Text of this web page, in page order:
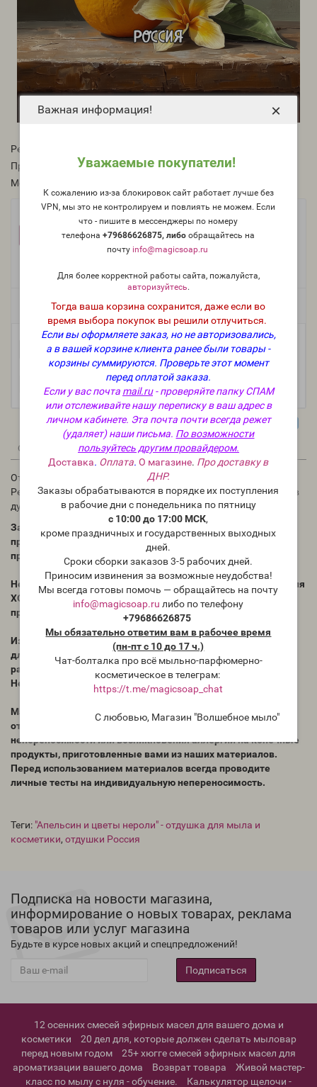
Важная информация!
Уважаемые покупатели!
К сожалению из-за блокировок сайт работает лучше без
VPN, мы это не контролируем и повлиять не можем. Если
что - пишите в мессенджеры по номеру
телефона+79686626875, либообращайтесь на
почту info@magicsoap.ru
Для более корректной работы сайта, пожалуйста,
авторизуйтесь.
Тогда ваша корзина сохранится, даже если во
время выбора покупок вы решили отлучиться.
Если вы оформляете заказ, но не авторизовались,
а в вашей корзине клиента ранее были товары -
корзины суммируются. Проверьте этот момент
перед оплатой заказа.
Если у вас почта mail.ru- проверяйте папку СПАМ
или отслеживайте нашу переписку в ваш адрес в
личном кабинете. Эта почта почти всегда режет
(удаляет) наши письма. По возможности
пользуйтесь другим провайдером.
Доставка. Оплата.О магазине. Про доставку в
ДНР.
Заказы обрабатываются в порядке их поступления
в рабочие дни с понедельника по пятницу
с 10:00 до 17:00 МСК,
кроме праздничных и государственных выходных
дней.
Сроки сборки заказов 3-5 рабочих дней.
Приносим извинения за возможные неудобства!
Мы всегда готовы помочь — обращайтесь на почту
info@magicsoap.ru либо по телефону
+79686626875
Мы обязательно ответим вам в рабочее время
(пн-пт с 10 до 17 ч.)
Чат-болталка про всё мыльно-парфюмерно-
косметическое в телеграм:
https://t.me/magicsoap_chat
С любовью, Магазин "Волшебное мыло"
×
Рейтинг:
Производитель:
Россия
Модель:
Фасовка:
594 руб. 50 г 321 руб. 25 г 175 руб.
Есть в наличии
+ В корзину
Описание Отзывы0 Вопрос - Ответ0
Отдушка для мыла и косметических средств.
Рекомендации по использованию: в мыле и косметике 1-3%; в
духах до 30%
Запах аромата в бутылке может отличаться от запаха в
приготовленном Вами продукте. Для проверки необходимо
проводить тесты.
Нет никаких сведений, как ведёт себя отдушка в мыле с нуля
ХОЛОДНЫМ способом. Всегда тестируйте отдушки перед
применением.
Избегать попадания концентрированноq отдушки на кожу,
для теста на реакцию кожи необходимо использовать
раствор ароматического масла (в другом масле).
Не употреблять внутрь.
Магазин "Волшебное мыло" Magicsoap.ru/shop не несёт
ответственности за любые случаи индивидуальной
непереносимости или возникновения аллергии на конечные
продукты, приготовленные вами из наших материалов.
Перед использованием материалов всегда проводите
личные тесты на индивидуальную непереносимость.
Теги: "Апельсин и цветы нероли" - отдушка для мыла и
косметики, отдушки Россия
Подписка на новости магазина,
информирование о новых товарах, реклама
товаров или услуг магазина
Будьте в курсе новых акций и спецпредложений!
Подписаться
12 осенних смесей эфирных масел для вашего дома и
косметики
20 дел для, которые должен сделать мыловар
перед новым годом
25+ хюгге смесей эфирных масел для
ароматизации вашего дома
Возврат товара
Живой мастер-
класс по мылу с нуля - обучение.
Калькулятор щелочи -